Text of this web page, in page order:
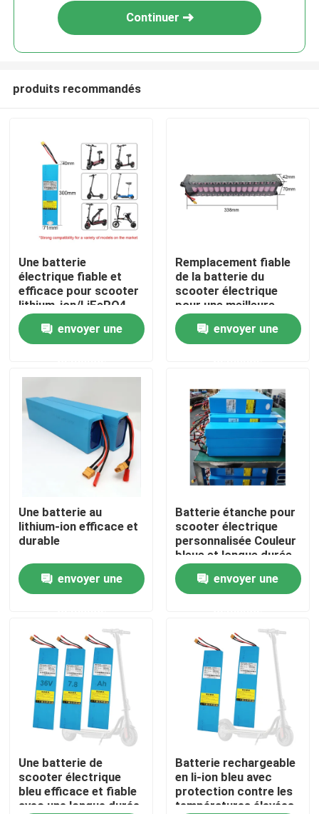
Maison
Produits
Au sujet de nous
Visite d'usine
Contrôle de qualité
Contactez-nous
Demandez une citation
Alimentation par batterie à énergie solaire
Batterie de centrale électrique portable
Continuer
produits recommandés
Une batterie
électrique fiable et
efficace pour scooter
lithium-ion/LiFePO4
envoyer une
Remplacement fiable
de la batterie du
scooter électrique
pour une meilleure
performance
envoyer une
Une batterie au
lithium-ion efficace et
durable
envoyer une
Batterie étanche pour
scooter électrique
personnalisée Couleur
bleue et longue durée
de vie Voltage 36V
envoyer une
Une batterie de
scooter électrique
bleu efficace et fiable
avec une longue durée
Batterie rechargeable
en li-ion bleu avec
protection contre les
températures élevées